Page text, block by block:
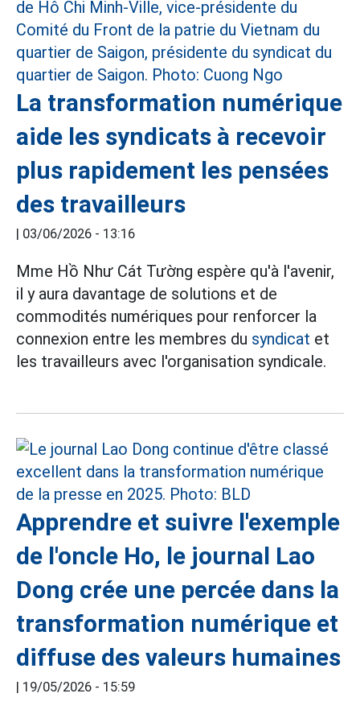
La transformation numérique
aide les syndicats à recevoir
plus rapidement les pensées
des travailleurs
| 03/06/2026 - 13:16
Mme Hồ Như Cát Tường espère qu'à l'avenir,
il y aura davantage de solutions et de
commodités numériques pour renforcer la
connexion entre les membres du syndicat et
les travailleurs avec l'organisation syndicale.
Apprendre et suivre l'exemple
de l'oncle Ho, le journal Lao
Dong crée une percée dans la
transformation numérique et
diffuse des valeurs humaines
| 19/05/2026 - 15:59